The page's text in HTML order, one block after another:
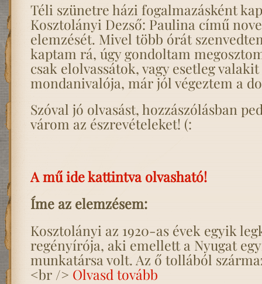
Téli szünetre házi fogalmazásként
Kosztolányi Dezső: Paulina című
elemzését. Mivel több órát
kaptam rá, úgy gondoltam
csak elolvassátok, vagy esetleg
mondanivalója, már jól végeztem a
Szóval jó olvasást, hozzászólásban
várom az észrevételeket! (:
A mű ide kattintva olvasható!
Íme az elemzésem:
Kosztolányi az 1920-as évek egyik
regényírója, aki emellett a Nyugat
munkatársa volt. Az ő tollából
<br /> Olvasd tovább